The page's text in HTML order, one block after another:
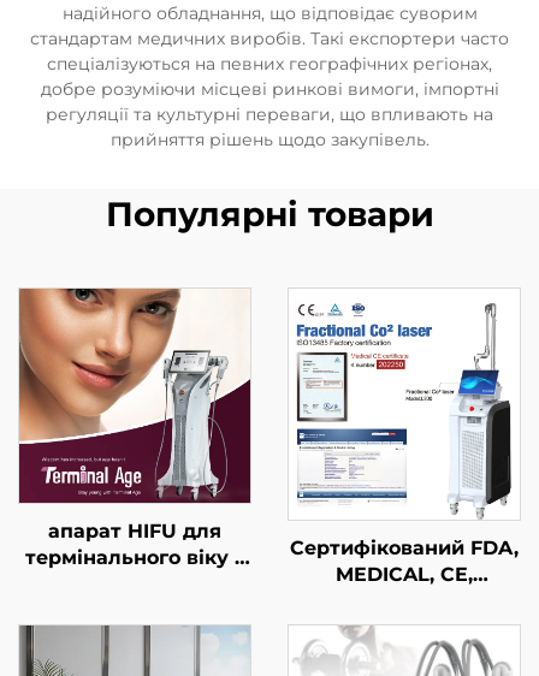
надійного обладнання, що відповідає суворим
стандартам медичних виробів. Такі експортери часто
спеціалізуються на певних географічних регіонах,
добре розуміючи місцеві ринкові вимоги, імпортні
регуляції та культурні переваги, що впливають на
прийняття рішень щодо закупівель.
Популярні товари
апарат HIFU для
термінального віку з
підтягування
обличчя, підтяжки
Сертифікований FDA,
MEDICAL, CE,
фракційним лазером
CO₂